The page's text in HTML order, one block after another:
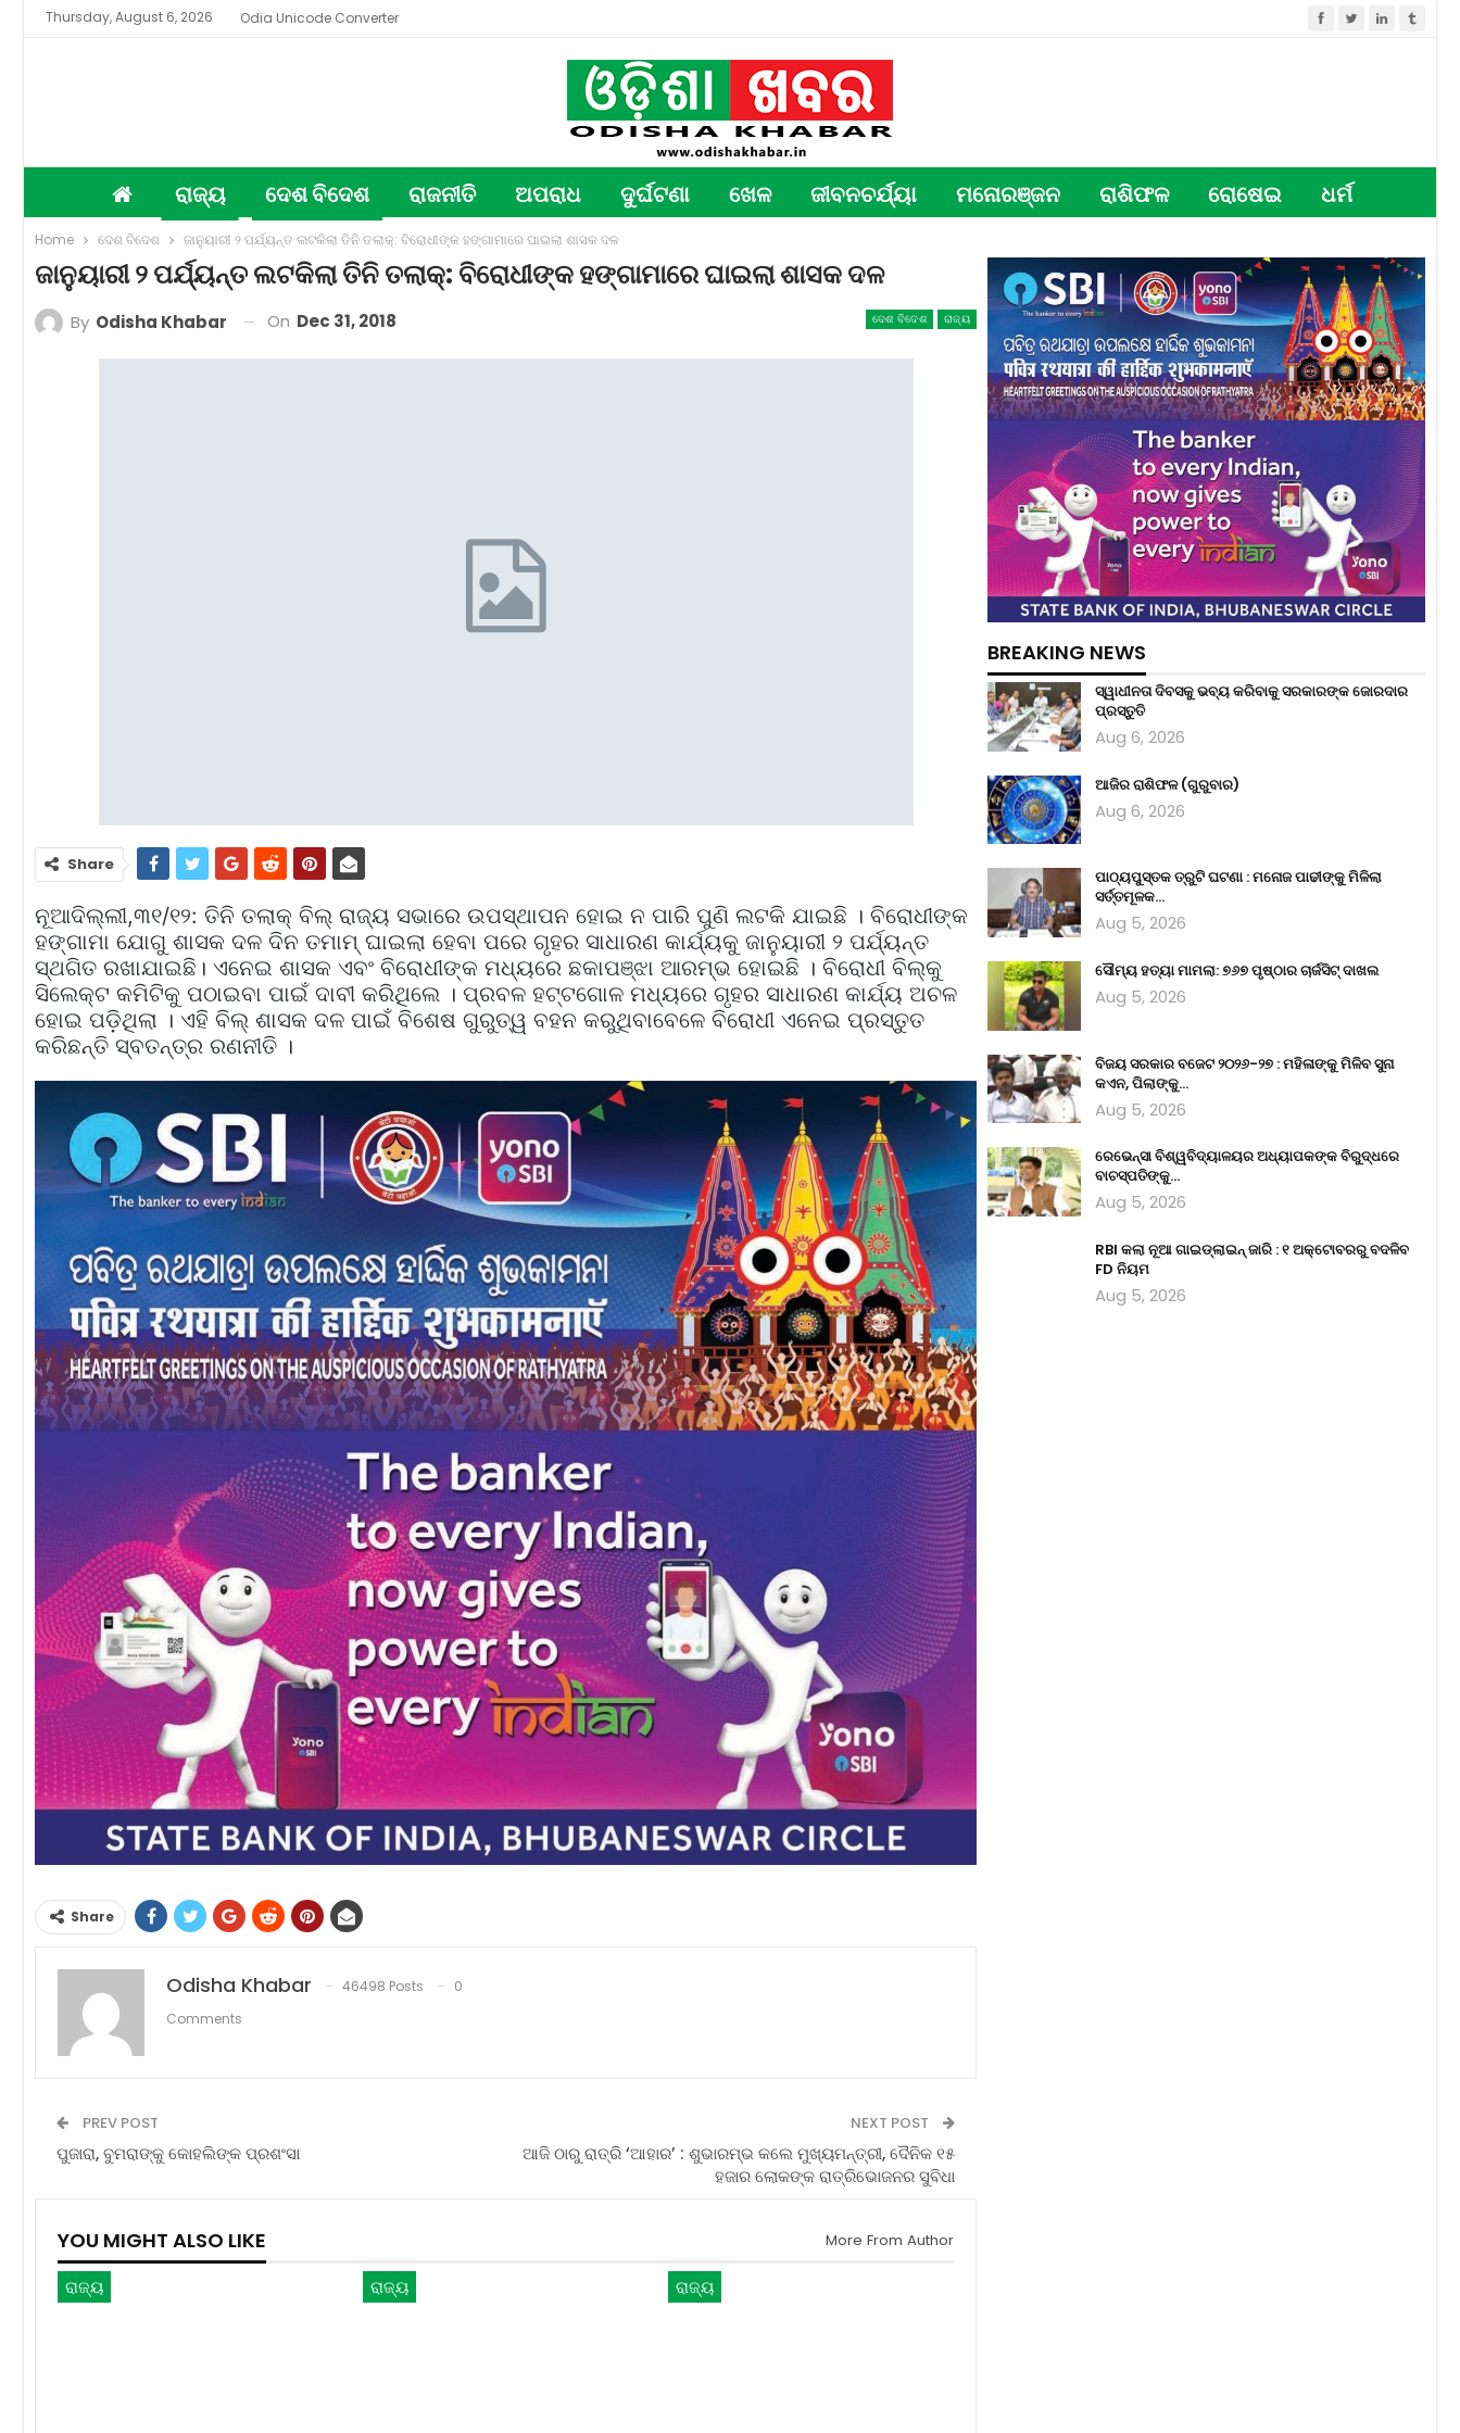
Thursday, August 6, 2026 Odia Unicode Converter
ରାଜ୍ୟ ଦେଶ ବିଦେଶ ରାଜନୀତି ଅପରାଧ ଦୁର୍ଘଟଣା ଖେଳ ଜୀବନଚର୍ଯ୍ୟା ମନୋରଞ୍ଜନ ରାଶିଫଳ ରୋଷେଇ ଧର୍ମ
Home ଦେଶ ବିଦେଶ ଜାନୁୟାରୀ ୨ ପର୍ଯ୍ୟନ୍ତ ଲଟକିଲା ତିନି ତଲାକ୍‌: ବିରୋଧୀଙ୍କ ହଙ୍ଗାମାରେ ଘାଇଲା ଶାସକ ଦଳ
ଜାନୁୟାରୀ ୨ ପର୍ଯ୍ୟନ୍ତ ଲଟକିଲା ତିନି ତଲାକ୍‌: ବିରୋଧୀଙ୍କ ହଙ୍ଗାମାରେ ଘାଇଲା ଶାସକ ଦଳ
ଦେଶ ବିଦେଶ ରାଜ୍ୟ
By Odisha Khabar On Dec 31, 2018
Share
ନୂଆଦିଲ୍ଲୀ,୩୧/୧୨: ତିନି ତଲାକ୍‌ ବିଲ୍‌ ରାଜ୍ୟ ସଭାରେ ଉପସ୍ଥାପନ ହୋଇ ନ ପାରି ପୁଣି ଲଟକି ଯାଇଛି । ବିରୋଧୀଙ୍କ
ହଙ୍ଗାମା ଯୋଗୁ ଶାସକ ଦଳ ଦିନ ତମାମ୍‌ ଘାଇଲା ହେବା ପରେ ଗୃହର ସାଧାରଣ କାର୍ଯ୍ୟକୁ ଜାନୁୟାରୀ ୨ ପର୍ଯ୍ୟନ୍ତ
ସ୍ଥଗିତ ରଖାଯାଇଛି। ଏନେଇ ଶାସକ ଏବଂ ବିରୋଧୀଙ୍କ ମଧ୍ୟରେ ଛକାପଞ୍ଝା ଆରମ୍ଭ ହୋଇଛି । ବିରୋଧୀ ବିଲ୍‌କୁ
ସିଲେକ୍ଟ କମିଟିକୁ ପଠାଇବା ପାଇଁ ଦାବୀ କରିଥିଲେ । ପ୍ରବଳ ହଟ୍ଟଗୋଳ ମଧ୍ୟରେ ଗୃହର ସାଧାରଣ କାର୍ଯ୍ୟ ଅଚଳ
ହୋଇ ପଡ଼ିଥିଲା । ଏହି ବିଲ୍‌ ଶାସକ ଦଳ ପାଇଁ ବିଶେଷ ଗୁରୁତ୍ୱ ବହନ କରୁଥିବାବେଳେ ବିରୋଧୀ ଏନେଇ ପ୍ରସ୍ତୁତ
କରିଛନ୍ତି ସ୍ବତନ୍ତ୍ର ରଣନୀତି ।
Share
Odisha Khabar 46498 Posts
0
Comments
PREV POST
ପୁଜାରା, ବୁମରାଙ୍କୁ କୋହଲିଙ୍କ ପ୍ରଶଂସା
NEXT POST
ଆଜି ଠାରୁ ରାତ୍ରି ‘ଆହାର’ : ଶୁଭାରମ୍ଭ କଲେ ମୁଖ୍ୟମନ୍ତ୍ରୀ, ଦୈନିକ ୧୫
ହଜାର ଲୋକଙ୍କ ରାତ୍ରିଭୋଜନର ସୁବିଧା
YOU MIGHT ALSO LIKE More From Author
ରାଜ୍ୟ ରାଜ୍ୟ ରାଜ୍ୟ
BREAKING NEWS
ସ୍ୱାଧୀନତା ଦିବସକୁ ଭବ୍ୟ କରିବାକୁ ସରକାରଙ୍କ ଜୋରଦାର
ପ୍ରସ୍ତୁତି
Aug 6, 2026
ଆଜିର ରାଶିଫଳ (ଗୁରୁବାର)
Aug 6, 2026
ପାଠ୍ୟପୁସ୍ତକ ତ୍ରୁଟି ଘଟଣା : ମନୋଜ ପାଢୀଙ୍କୁ ମିଳିଲା
ସର୍ତ୍ତମୂଳକ…
Aug 5, 2026
ସୌମ୍ୟ ହତ୍ୟା ମାମଲା: ୭୬୭ ପୃଷ୍ଠାର ଚାର୍ଜସିଟ୍ ଦାଖଲ
Aug 5, 2026
ବିଜୟ ସରକାର ବଜେଟ ୨୦୨୬-୨୭ : ମହିଳାଙ୍କୁ ମିଳିବ ସୁନା
କଏନ, ପିଲାଙ୍କୁ…
Aug 5, 2026
ରେଭେନ୍ସା ବିଶ୍ୱବିଦ୍ୟାଳୟର ଅଧ୍ୟାପକଙ୍କ ବିରୁଦ୍ଧରେ
ବାଚସ୍ପତିଙ୍କୁ…
Aug 5, 2026
RBI କଲା ନୂଆ ଗାଇଡ୍ଲାଇନ୍ ଜାରି : ୧ ଅକ୍ଟୋବରରୁ ବଦଳିବ
FD ନିୟମ
Aug 5, 2026